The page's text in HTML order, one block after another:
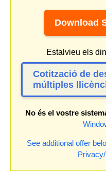
Download
Estalvieu els
Cotització de
múltiples
No és el vostre
See additional offer